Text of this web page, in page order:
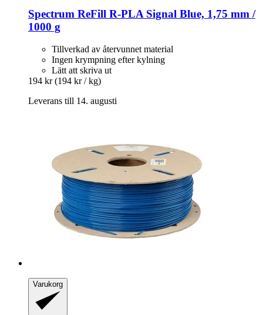
Spectrum ReFill R-​PLA Signal Blue, 1,75 mm /
1000 g
Tillverkad av återvunnet material
Ingen krympning efter kylning
Lätt att skriva ut
194 kr (194 kr / kg)
Leverans till 14. augusti
Varukorg